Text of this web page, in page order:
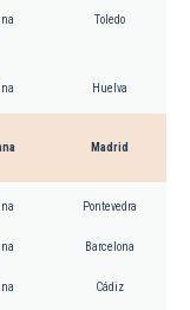
Toledo
Huelva
Madrid
Pontevedra
Barcelona
Cádiz